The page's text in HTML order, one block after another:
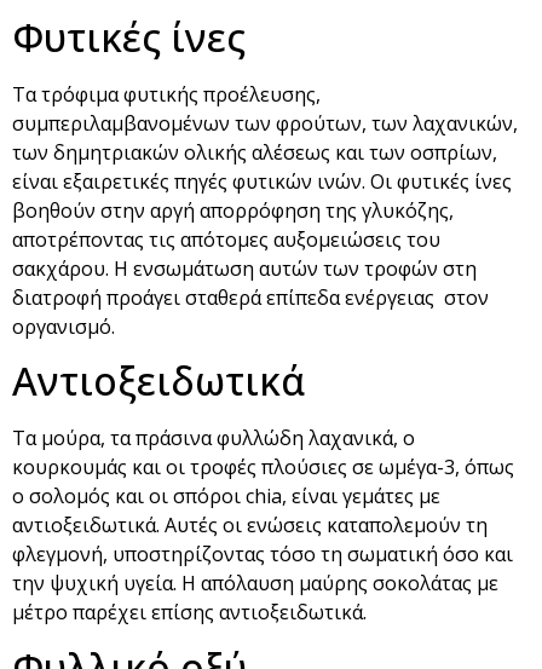
Φυτικές ίνες
Τα τρόφιμα φυτικής προέλευσης,
συμπεριλαμβανομένων των φρούτων, των λαχανικών,
των δημητριακών ολικής αλέσεως και των οσπρίων,
είναι εξαιρετικές πηγές φυτικών ινών. Οι φυτικές ίνες
βοηθούν στην αργή απορρόφηση της γλυκόζης,
αποτρέποντας τις απότομες αυξομειώσεις του
σακχάρου. Η ενσωμάτωση αυτών των τροφών στη
διατροφή προάγει σταθερά επίπεδα ενέργειας στον
οργανισμό.
Αντιοξειδωτικά
Τα μούρα, τα πράσινα φυλλώδη λαχανικά, ο
κουρκουμάς και οι τροφές πλούσιες σε ωμέγα-3, όπως
ο σολομός και οι σπόροι chia, είναι γεμάτες με
αντιοξειδωτικά. Αυτές οι ενώσεις καταπολεμούν τη
φλεγμονή, υποστηρίζοντας τόσο τη σωματική όσο και
την ψυχική υγεία. Η απόλαυση μαύρης σοκολάτας με
μέτρο παρέχει επίσης αντιοξειδωτικά.